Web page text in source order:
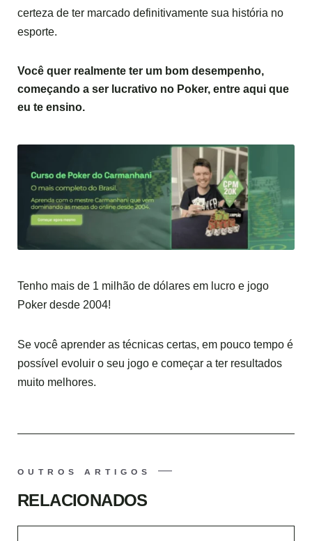
certeza de ter marcado definitivamente sua história no
esporte.
Você quer realmente ter um bom desempenho,
começando a ser lucrativo no Poker, entre aqui que
eu te ensino.
Tenho mais de 1 milhão de dólares em lucro e jogo
Poker desde 2004!
Se você aprender as técnicas certas, em pouco tempo é
possível evoluir o seu jogo e começar a ter resultados
muito melhores.
OUTROS ARTIGOS
RELACIONADOS